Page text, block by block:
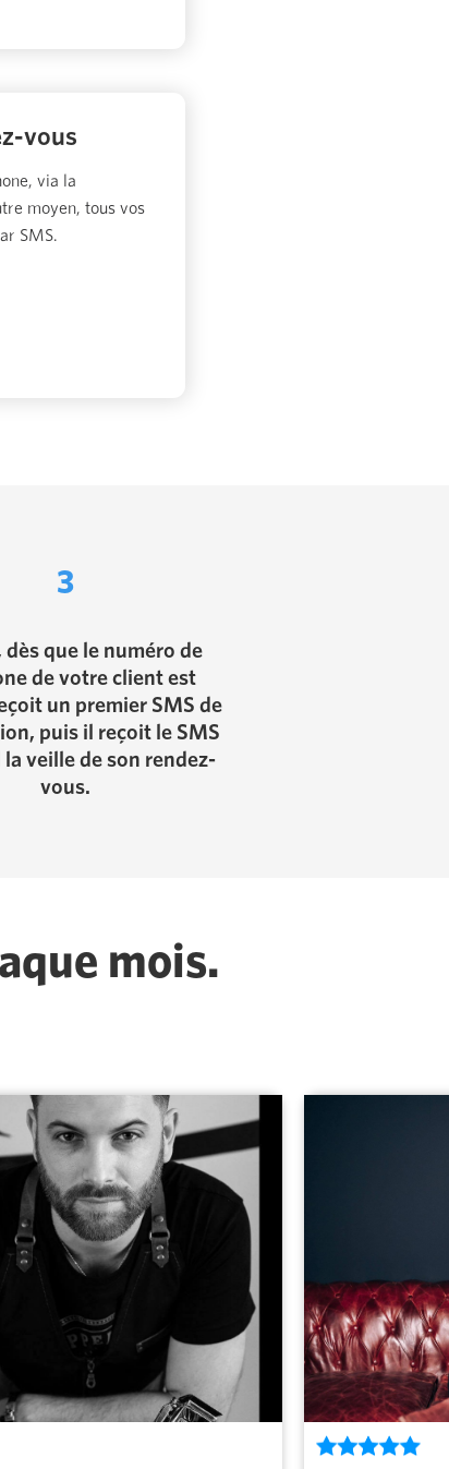
vous
via la
moyen, tous vos
SMS.
3
dès que le numéro de
de votre client est
un premier SMS de
puis il reçoit le SMS
la veille de son rendez-
vous.
mois.